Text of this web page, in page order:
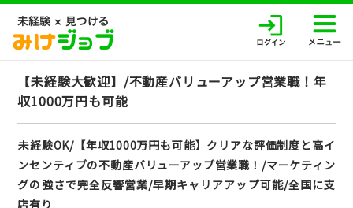
【未経験大歓迎】/不動産バリューアップ営業職！年
収1000万円も可能
未経験OK/【年収1000万円も可能】クリアな評価制度と高イ
ンセンティブの不動産バリューアップ営業職！/マーケティン
グの強さで完全反響営業/早期キャリアアップ可能/全国に支
店有り